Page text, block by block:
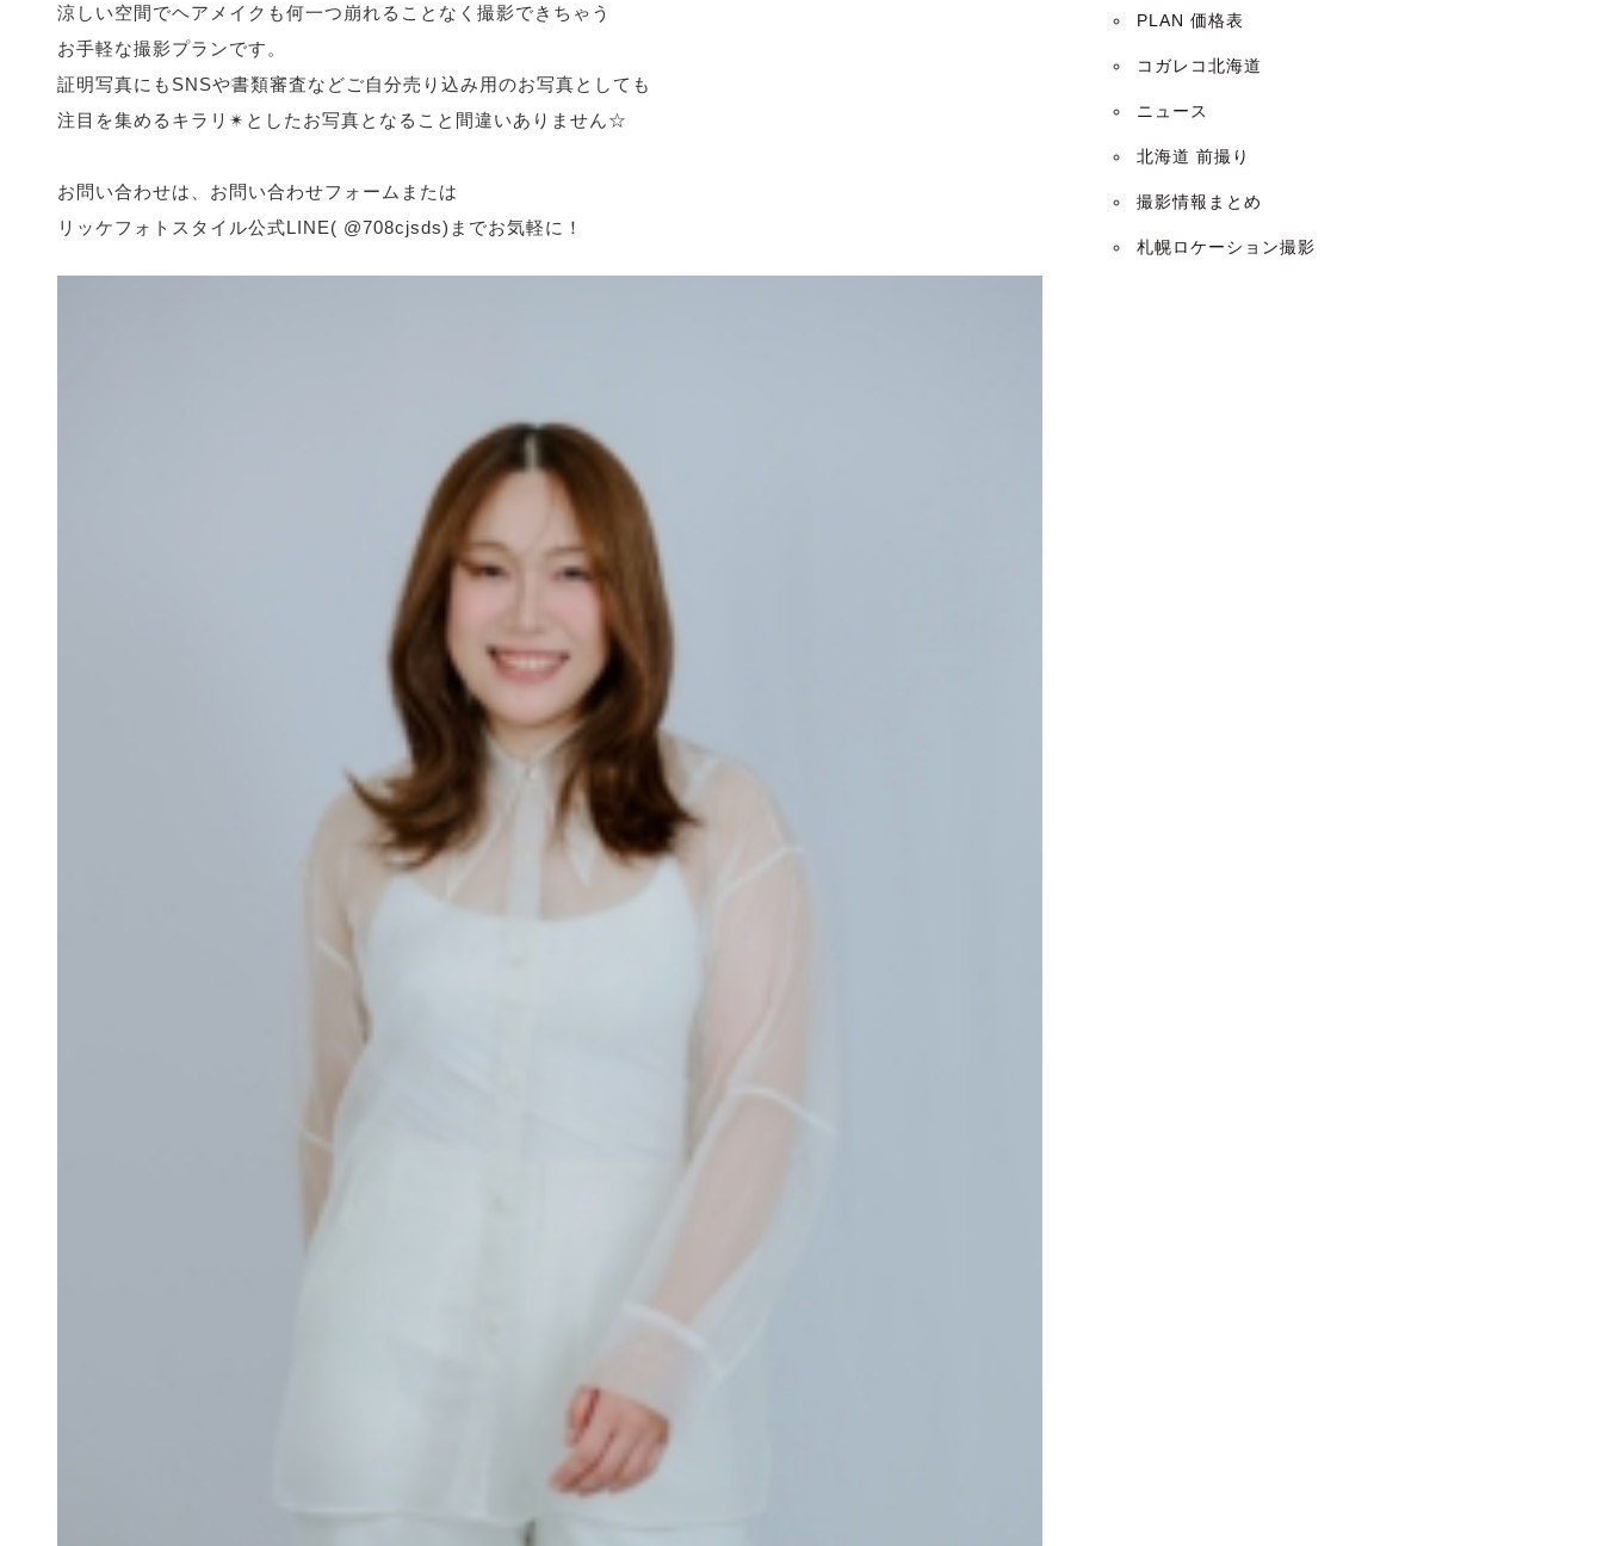
涼しい空間でヘアメイクも何一つ崩れることなく撮影できちゃう
お手軽な撮影プランです。
証明写真にもSNSや書類審査などご自分売り込み用のお写真としても
注目を集めるキラリ✴︎としたお写真となること間違いありません☆
お問い合わせは、お問い合わせフォームまたは
リッケフォトスタイル公式LINE( @708cjsds)までお気軽に！
PLAN 価格表
コガレコ北海道
ニュース
北海道 前撮り
撮影情報まとめ
札幌ロケーション撮影